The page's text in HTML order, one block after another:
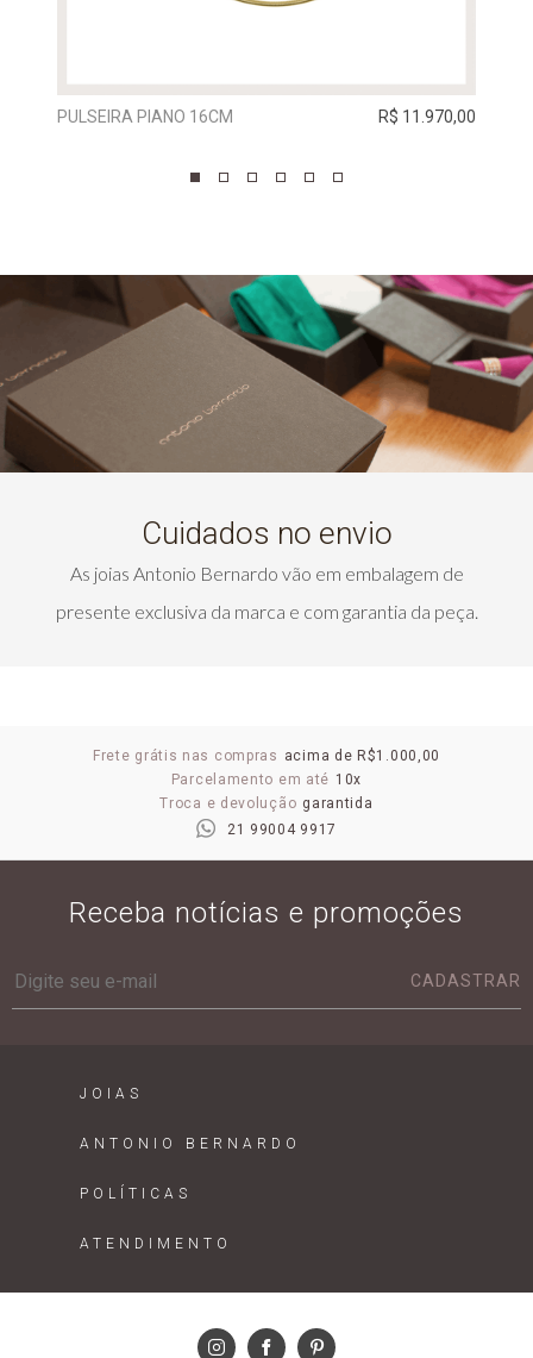
PULSEIRA PIANO 16CM R$ 11.970,00
Cuidados no envio
As joias Antonio Bernardo vão em embalagem de
presente exclusiva da marca e com garantia da peça.
Frete grátis nas compras acima de R$1.000,00
Parcelamento em até 10x
Troca e devolução garantida
21 99004 9917
Receba notícias e promoções
CADASTRAR
JOIAS
ANTONIO BERNARDO
POLÍTICAS
ATENDIMENTO